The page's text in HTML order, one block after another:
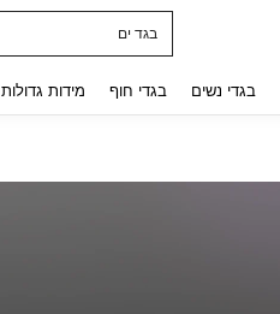
בגד ים
בגדי נשים בגדי חוף מידות גדולות